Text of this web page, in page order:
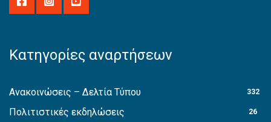
Κατηγορίες αναρτήσεων
Ανακοινώσεις – Δελτία Τύπου 332
Πολιτιστικές εκδηλώσεις 26